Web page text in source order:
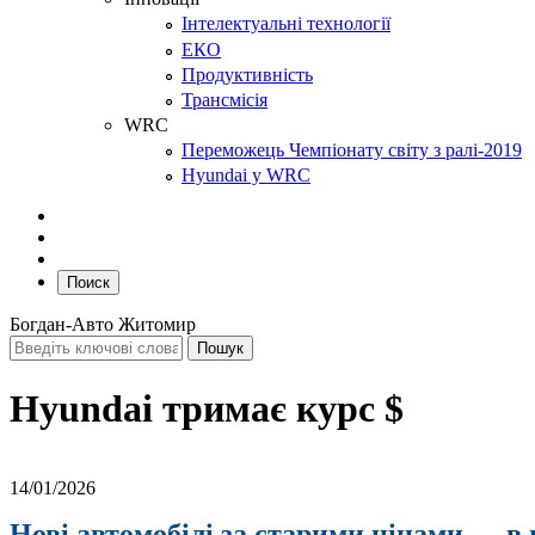
Інтелектуальні технології
ЕКО
Продуктивність
Трансмісія
WRC
Переможець Чемпіонату світу з ралі-2019
Hyundai у WRC
Поиск
Богдан-Авто Житомир
Hyundai тримає курс $
14/01/2026